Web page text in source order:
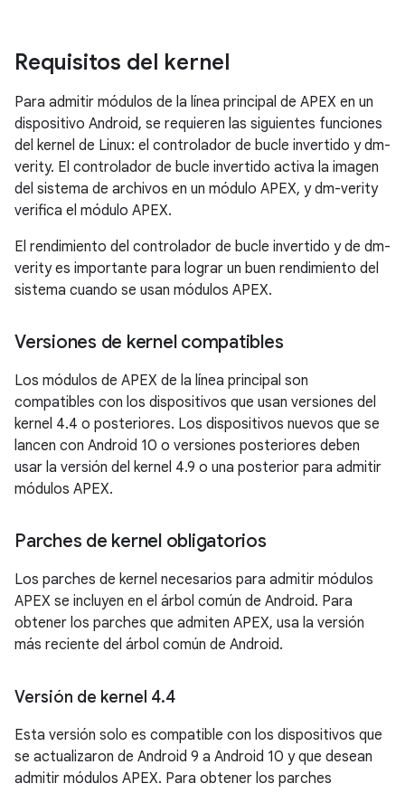
Requisitos del kernel
Para admitir módulos de la línea principal de APEX en un
dispositivo Android, se requieren las siguientes funciones
del kernel de Linux: el controlador de bucle invertido y dm-
verity. El controlador de bucle invertido activa la imagen
del sistema de archivos en un módulo APEX, y dm-verity
verifica el módulo APEX.
El rendimiento del controlador de bucle invertido y de dm-
verity es importante para lograr un buen rendimiento del
sistema cuando se usan módulos APEX.
Versiones de kernel compatibles
Los módulos de APEX de la línea principal son
compatibles con los dispositivos que usan versiones del
kernel 4.4 o posteriores. Los dispositivos nuevos que se
lancen con Android 10 o versiones posteriores deben
usar la versión del kernel 4.9 o una posterior para admitir
módulos APEX.
Parches de kernel obligatorios
Los parches de kernel necesarios para admitir módulos
APEX se incluyen en el árbol común de Android. Para
obtener los parches que admiten APEX, usa la versión
más reciente del árbol común de Android.
Versión de kernel 4.4
Esta versión solo es compatible con los dispositivos que
se actualizaron de Android 9 a Android 10 y que desean
admitir módulos APEX. Para obtener los parches